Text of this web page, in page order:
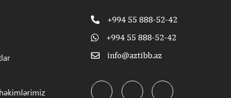
+994 55 888-52-42
+994 55 888-52-42
info@aztibb.az